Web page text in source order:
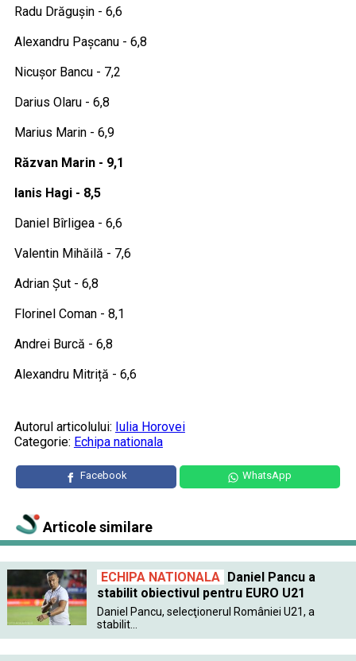
Radu Drăgușin - 6,6
Alexandru Pașcanu - 6,8
Nicușor Bancu - 7,2
Darius Olaru - 6,8
Marius Marin - 6,9
Răzvan Marin - 9,1
Ianis Hagi - 8,5
Daniel Bîrligea - 6,6
Valentin Mihăilă - 7,6
Adrian Șut - 6,8
Florinel Coman - 8,1
Andrei Burcă - 6,8
Alexandru Mitriță - 6,6
Autorul articolului: Iulia Horovei
Categorie: Echipa nationala
Facebook WhatsApp
Articole similare
ECHIPA NATIONALA Daniel Pancu a
stabilit obiectivul pentru EURO U21
Daniel Pancu, selecţionerul României U21, a
stabilit...